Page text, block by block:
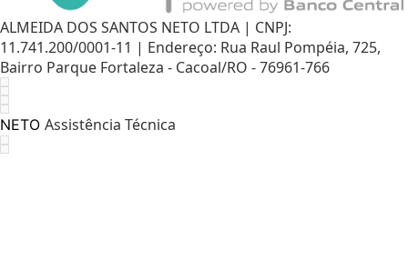
ALMEIDA DOS SANTOS NETO LTDA | CNPJ:
11.741.200/0001-11 | Endereço: Rua Raul Pompéia, 725,
Bairro Parque Fortaleza - Cacoal/RO - 76961-766
NETO Assistência Técnica